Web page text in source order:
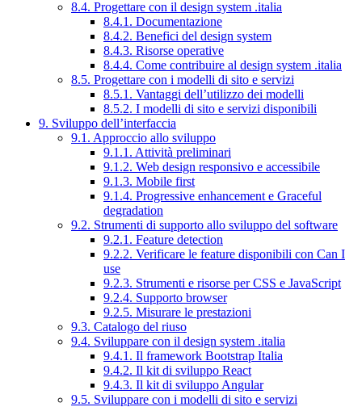
8.4. Progettare con il design system .italia
8.4.1. Documentazione
8.4.2. Benefici del design system
8.4.3. Risorse operative
8.4.4. Come contribuire al design system .italia
8.5. Progettare con i modelli di sito e servizi
8.5.1. Vantaggi dell’utilizzo dei modelli
8.5.2. I modelli di sito e servizi disponibili
9. Sviluppo dell’interfaccia
9.1. Approccio allo sviluppo
9.1.1. Attività preliminari
9.1.2. Web design responsivo e accessibile
9.1.3. Mobile first
9.1.4. Progressive enhancement e Graceful
degradation
9.2. Strumenti di supporto allo sviluppo del software
9.2.1. Feature detection
9.2.2. Verificare le feature disponibili con Can I
use
9.2.3. Strumenti e risorse per CSS e JavaScript
9.2.4. Supporto browser
9.2.5. Misurare le prestazioni
9.3. Catalogo del riuso
9.4. Sviluppare con il design system .italia
9.4.1. Il framework Bootstrap Italia
9.4.2. Il kit di sviluppo React
9.4.3. Il kit di sviluppo Angular
9.5. Sviluppare con i modelli di sito e servizi